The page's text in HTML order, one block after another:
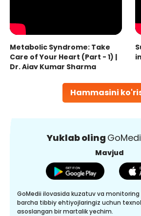
Hammasini
Metabolic Syndrome: Take
Care of Your Heart (Part - 1) |
Dr. Ajay Kumar Sharma
Yuklab oling
Mavjud
GoMedii ilovasida kuzatuv va
barcha tibbiy ehtiyojlaringiz uchun
asoslangan bir martalik yechim.